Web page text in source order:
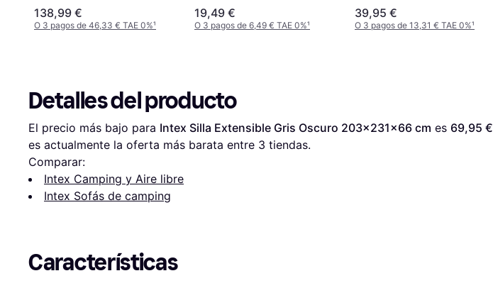
138,99 €
O 3 pagos de 46,33 € TAE 0%¹
19,49 €
O 3 pagos de 6,49 € TAE 0%¹
39,95 €
O 3 pagos de 13,31 € TAE 0%¹
Detalles del producto
El precio más bajo para Intex Silla Extensible Gris Oscuro 203x231x66 cm es 69,95 €
es actualmente la oferta más barata entre 3 tiendas.
Comparar:
Intex Camping y Aire libre
Intex Sofás de camping
Características